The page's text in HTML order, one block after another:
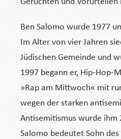
Ben Salomo wurde 1977
Im Alter von vier Jahren
Jüdischen Gemeinde und
1997 begann er, Hip-Hop-
»Rap am Mittwoch« mit
wegen der starken
Antisemitismus wurde ihm
Salomo bedeutet Sohn des